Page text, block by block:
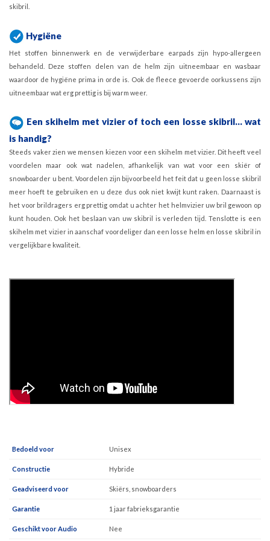
skibril.
Hygiëne
Het stoffen binnenwerk en de verwijderbare earpads zijn hypo-allergeen
behandeld. Deze stoffen delen van de helm zijn uitneembaar en wasbaar
waardoor de hygiëne prima in orde is. Ook de fleece gevoerde oorkussens zijn
uitneembaar wat erg prettig is bij warm weer.
Een skihelm met vizier of toch een losse skibril... wat
is handig?
Steeds vaker zien we mensen kiezen voor een skihelm met vizier. Dit heeft veel
voordelen maar ook wat nadelen, afhankelijk van wat voor een skiër of
snowboarder u bent. Voordelen zijn bijvoorbeeld het feit dat u geen losse skibril
meer hoeft te gebruiken en u deze dus ook niet kwijt kunt raken. Daarnaast is
het voor brildragers erg prettig omdat u achter het helmvizier uw bril gewoon op
kunt houden. Ook het beslaan van uw skibril is verleden tijd. Tenslotte is een
skihelm met vizier in aanschaf voordeliger dan een losse helm en losse skibril in
vergelijkbare kwaliteit.
Bedoeld voor Unisex
Constructie Hybride
Geadviseerd voor Skiërs, snowboarders
Garantie 1 jaar fabrieksgarantie
Geschikt voor Audio Nee